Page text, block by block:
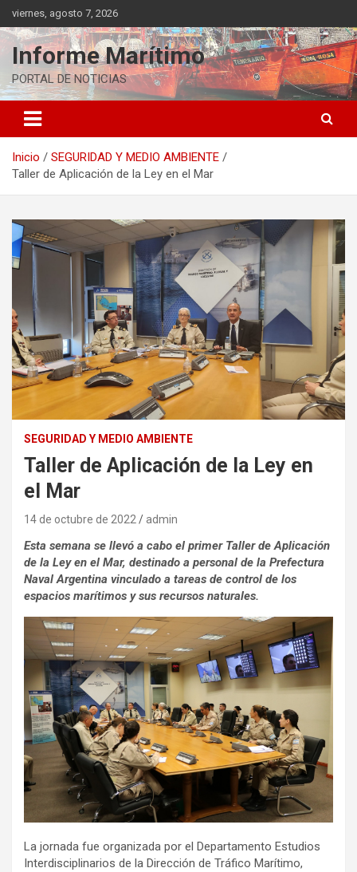
Saltar
al
contenido
viernes, agosto 7, 2026
Informe Marítimo
PORTAL DE NOTICIAS
Inicio
SEGURIDAD Y MEDIO AMBIENTE
Taller de Aplicación de la Ley en el Mar
SEGURIDAD Y MEDIO AMBIENTE
Taller de Aplicación de la Ley en
el Mar
14 de octubre de 2022 admin
Esta semana se llevó a cabo el primer Taller de Aplicación
de la Ley en el Mar, destinado a personal de la Prefectura
Naval Argentina vinculado a tareas de control de los
espacios marítimos y sus recursos naturales.
La jornada fue organizada por el Departamento Estudios
Interdisciplinarios de la Dirección de Tráfico Marítimo,